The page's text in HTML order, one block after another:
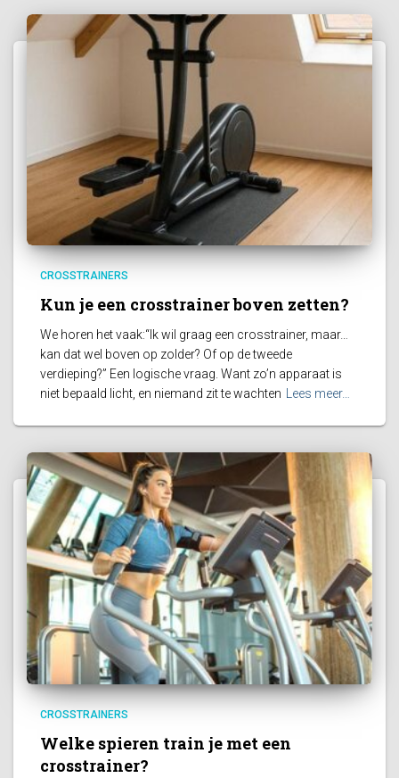
CROSSTRAINERS
Kun je een crosstrainer boven zetten?
We horen het vaak:“Ik wil graag een crosstrainer, maar…
kan dat wel boven op zolder? Of op de tweede
verdieping?” Een logische vraag. Want zo’n apparaat is
niet bepaald licht, en niemand zit te wachten
Lees meer…
CROSSTRAINERS
Welke spieren train je met een
crosstrainer?